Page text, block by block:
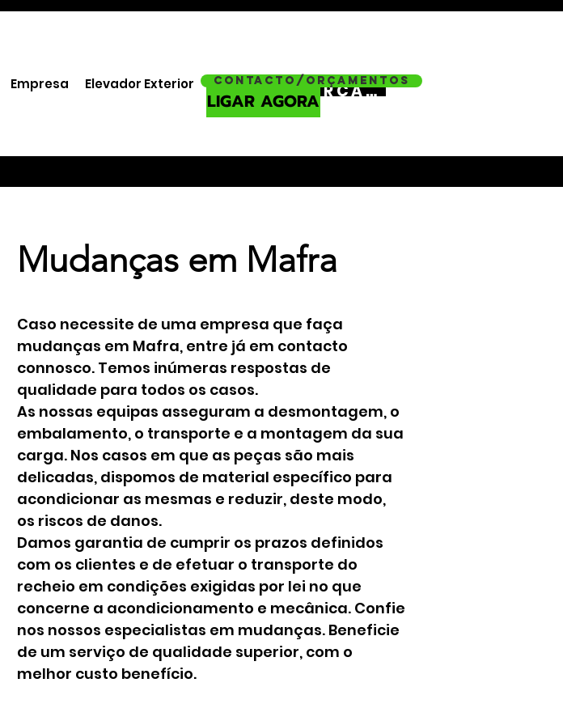
Empresa Elevador Exterior ORÇAMENTO
LIGAR AGORA
Contacto/Orçamentos
Mudanças em Mafra
Caso necessite de uma empresa que faça
mudanças em Mafra, entre já em contacto
connosco. Temos inúmeras respostas de
qualidade para todos os casos.
As nossas equipas asseguram a desmontagem, o
embalamento, o transporte e a montagem da sua
carga. Nos casos em que as peças são mais
delicadas, dispomos de material específico para
acondicionar as mesmas e reduzir, deste modo,
os riscos de danos.
Damos garantia de cumprir os prazos definidos
com os clientes e de efetuar o transporte do
recheio em condições exigidas por lei no que
concerne a acondicionamento e mecânica. Confie
nos nossos especialistas em mudanças. Beneficie
de um serviço de qualidade superior, com o
melhor custo benefício.